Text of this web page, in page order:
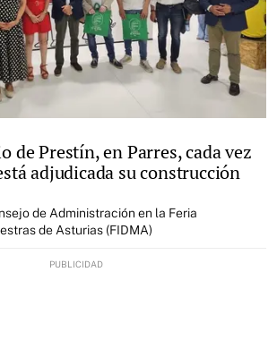
de Prestín, en Parres, cada vez
adjudicada su construcción
de Administración en la Feria
de Asturias (FIDMA)